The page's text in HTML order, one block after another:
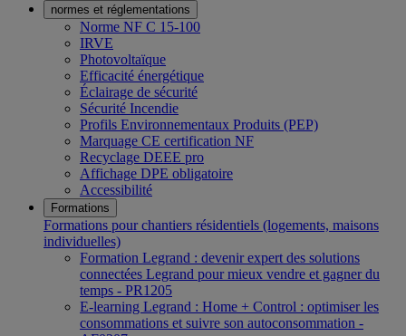
normes et réglementations
Norme NF C 15-100
IRVE
Photovoltaïque
Efficacité énergétique
Éclairage de sécurité
Sécurité Incendie
Profils Environnementaux Produits (PEP)
Marquage CE certification NF
Recyclage DEEE pro
Affichage DPE obligatoire
Accessibilité
Formations
Formations pour chantiers résidentiels (logements, maisons
individuelles)
Formation Legrand : devenir expert des solutions
connectées Legrand pour mieux vendre et gagner du
temps - PR1205
E-learning Legrand : Home + Control : optimiser les
consommations et suivre son autoconsommation -